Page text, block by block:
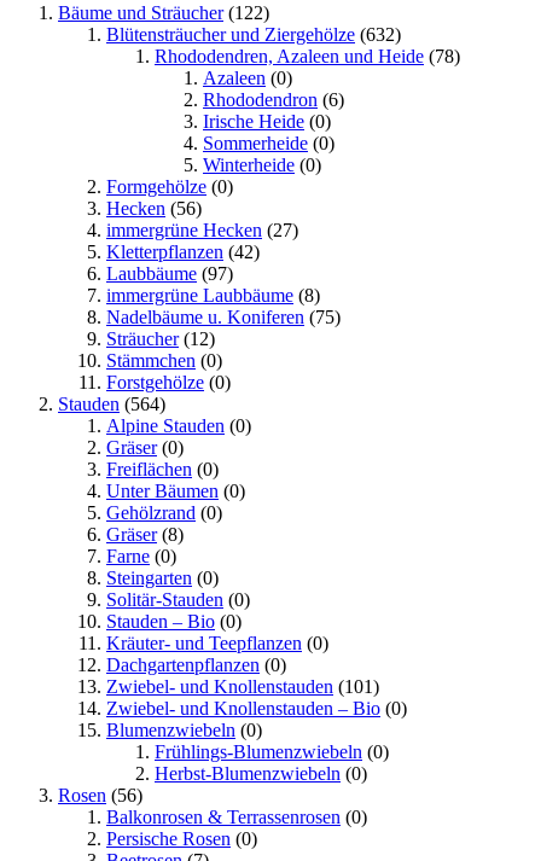
Bäume und Sträucher(122)
Blütensträucher und Ziergehölze (632)
Rhododendren, Azaleen und Heide (78)
Azaleen (0)
Rhododendron (6)
Irische Heide (0)
Sommerheide (0)
Winterheide (0)
Formgehölze (0)
Hecken (56)
immergrüne Hecken (27)
Kletterpflanzen (42)
Laubbäume (97)
immergrüne Laubbäume (8)
Nadelbäume u. Koniferen (75)
Sträucher(12)
Stämmchen (0)
Forstgehölze (0)
Stauden (564)
Alpine Stauden (0)
Gräser(0)
Freiflächen (0)
Unter Bäumen (0)
Gehölzrand (0)
Gräser(8)
Farne (0)
Steingarten (0)
Solitär-Stauden (0)
Stauden – Bio (0)
Kräuter- und Teepflanzen (0)
Dachgartenpflanzen (0)
Zwiebel- und Knollenstauden (101)
Zwiebel- und Knollenstauden – Bio (0)
Blumenzwiebeln (0)
Frühlings-Blumenzwiebeln (0)
Herbst-Blumenzwiebeln (0)
Rosen (56)
Balkonrosen & Terrassenrosen (0)
Persische Rosen (0)